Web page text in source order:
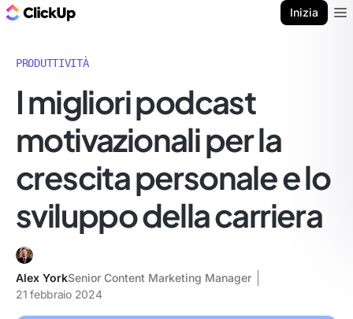
Inizia
PRODUTTIVITÀ
I migliori podcast
motivazionali per la
crescita personale e lo
sviluppo della carriera
Alex YorkSenior Content Marketing Manager
21 febbraio 2024